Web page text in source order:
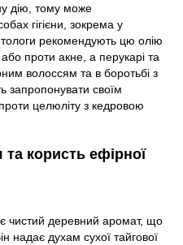
дію, тому може
гігієни, зокрема у
рекомендують цю олію
проти акне, а перукарі та
волоссям та в боротьбі з
запропонувати своїм
целюліту з кедровою
користь ефірної
чистий деревний аромат, що
надає духам сухої тайгової